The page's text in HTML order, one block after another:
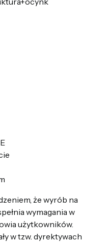
że wyrób na
wymagania w
użytkowników.
w tzw. dyrektywach